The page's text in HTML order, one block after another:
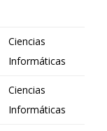
Ciencias
Informáticas
Ciencias
Informáticas